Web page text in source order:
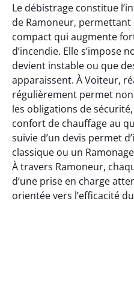
Le débistrage constitue
de Ramoneur, permettant
compact qui augmente
d’incendie. Elle s’impose
devient instable ou que
apparaissent. À Voiteur,
régulièrement permet
les obligations de
confort de chauffage au
suivie d’un devis permet
classique ou un
À travers Ramoneur,
d’une prise en charge
orientée vers l’efficacité